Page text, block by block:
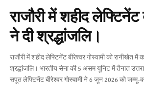
राजौरी में शहीद
ने दी श्रद्धांजलि।
राजौरी में शहीद लेफ्टिनेंट बीरेश्वर गोस्वामी को रानीखेत में
श्रद्धांजलि। भारतीय सेना की 5 असम यूनिट में तैनात
सपूत लेफ्टिनेंट बीरेश्वर गोस्वामी ने 6 जून 2026 को जम्मू-
राजौरी क्षेत्र में मातृभूमि की रक्षा करते हुए अपने प्राणों